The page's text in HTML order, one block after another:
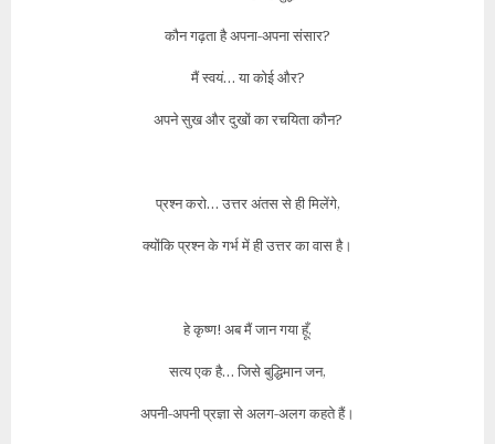
कौन गढ़ता है अपना-अपना संसार?
मैं स्वयं… या कोई और?
अपने सुख और दुखों का रचयिता कौन?
प्रश्न करो… उत्तर अंतस से ही मिलेंगे,
क्योंकि प्रश्न के गर्भ में ही उत्तर का वास है।
हे कृष्ण! अब मैं जान गया हूँ,
सत्य एक है… जिसे बुद्धिमान जन,
अपनी-अपनी प्रज्ञा से अलग-अलग कहते हैं।